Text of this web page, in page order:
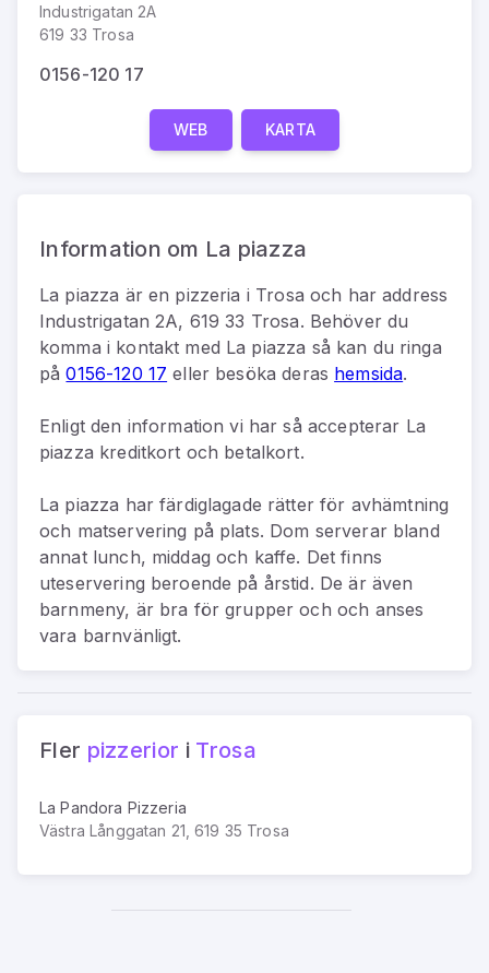
Industrigatan 2A
619 33 Trosa
0156-120 17
WEB KARTA
Information om La piazza
La piazza är en pizzeria i Trosa och har address
Industrigatan 2A, 619 33 Trosa. Behöver du
komma i kontakt med La piazza så kan du ringa
på0156-120 17 eller besöka deras hemsida.
Enligt den information vi har så accepterar La
piazza kreditkort och betalkort.
La piazza har färdiglagade rätter för avhämtning
och matservering på plats. Dom serverar bland
annat lunch, middag och kaffe. Det finns
uteservering beroende på årstid. De är även
barnmeny, är bra för grupper och och anses
vara barnvänligt.
Fler pizzerior i Trosa
La Pandora Pizzeria
Västra Långgatan 21, 619 35 Trosa